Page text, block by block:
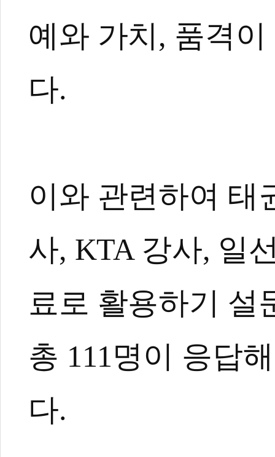
예와 가치, 품격
다.
이와 관련하여 태
사, KTA 강사, 일
료로 활용하기 설
총 111명이 응답
다.